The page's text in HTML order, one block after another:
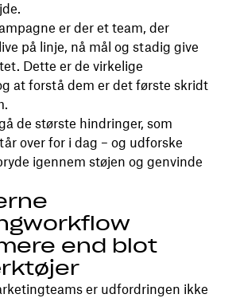
er der et team, der
på linje, nå mål og stadig give
Dette er de virkelige
at forstå dem er det første skridt
de største hindringer, som
over for i dag – og udforske
igennem støjen og genvinde
end blot
er udfordringen ikke